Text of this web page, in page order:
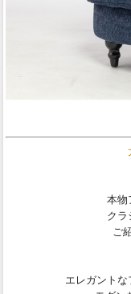
本物
クラ
ご
エレガントな